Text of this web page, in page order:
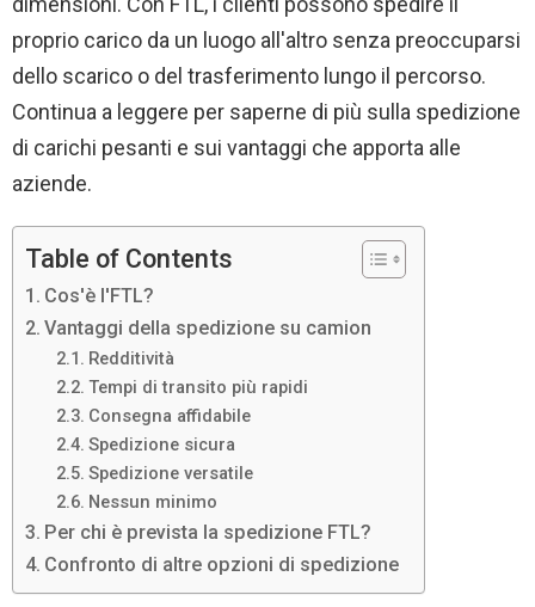
proprio carico da un luogo all'altro senza preoccuparsi
dello scarico o del trasferimento lungo il percorso.
Continua a leggere per saperne di più sulla spedizione
di carichi pesanti e sui vantaggi che apporta alle
aziende.
Table of Contents
Cos'è l'FTL?
Vantaggi della spedizione su camion
Redditività
Tempi di transito più rapidi
Consegna affidabile
Spedizione sicura
Spedizione versatile
Nessun minimo
Per chi è prevista la spedizione FTL?
Confronto di altre opzioni di spedizione